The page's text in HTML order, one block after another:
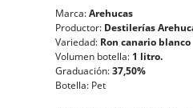
Marca:Arehucas
Productor: Destilerías
Variedad: Ron canario blanco
Volumen botella: 1 litro.
Graduación:37,50%
Botella: Pet